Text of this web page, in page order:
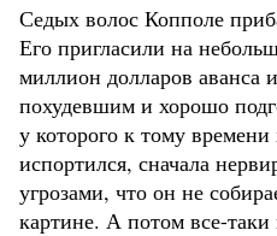
Седых волос Копполе
Его пригласили на
миллион долларов аванса
похудевшим и хорошо
у которого к тому времени
испортился, сначала
угрозами, что он не
картине. А потом все-